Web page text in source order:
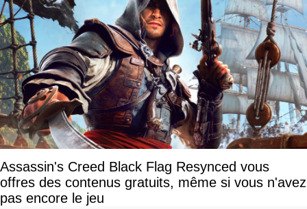
Assassin's Creed Black Flag Resynced vous
offres des contenus gratuits, même si vous n'avez
pas encore le jeu